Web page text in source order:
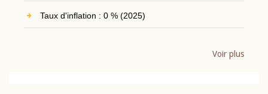
Taux d'inflation : 0 % (2025)
Voir plus